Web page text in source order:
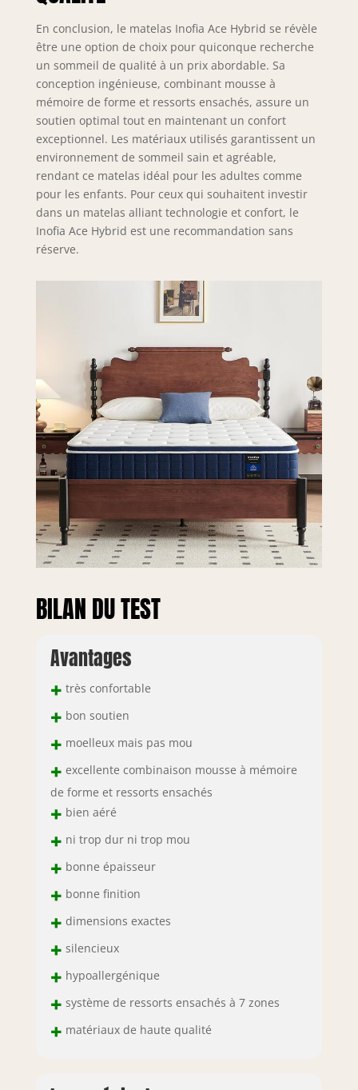
mousse-ressorts
haute résilience
offre élasticité
ciblée et
adaptabilité,
éliminant
bruits/vibrations.
Conçu pour un
alignement
vertébral optimal,
il convient aux
adeptes de
matelas ferme à
confort
orthopédique et
durabilité sans
【𝐄𝐬𝐬𝐚𝐢 𝐝'𝐞𝐬𝐬𝐚𝐢】
Avec notre période
d'essai de 100
nuits sans risque,
nous pouvons être
sûr que le matelas
160x200 cm avec
une hauteur de 26
cm et une fermeté
H3 memoire de
forme vous
convient
parfaitement.Et si
jamais vous avez
boîte, ce qui le
rend petit et facile
à transporter.
En conclusion, le matelas Inofia Ace Hybrid se révèle
être une option de choix pour quiconque recherche
un sommeil de qualité à un prix abordable. Sa
conception ingénieuse, combinant mousse à
mémoire de forme et ressorts ensachés, assure un
soutien optimal tout en maintenant un confort
exceptionnel. Les matériaux utilisés garantissent un
environnement de sommeil sain et agréable,
rendant ce matelas idéal pour les adultes comme
pour les enfants. Pour ceux qui souhaitent investir
dans un matelas alliant technologie et confort, le
Inofia Ace Hybrid est une recommandation sans
réserve.
BILAN DU TEST
Avantages
+ très confortable
+ bon soutien
+ moelleux mais pas mou
+ excellente combinaison mousse à mémoire
de forme et ressorts ensachés
+ bien aéré
+ ni trop dur ni trop mou
+ bonne épaisseur
+ bonne finition
+ dimensions exactes
+ silencieux
+ hypoallergénique
+ système de ressorts ensachés à 7 zones
+ matériaux de haute qualité